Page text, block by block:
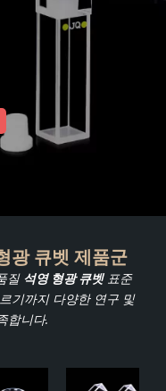
광 큐벳 제품군
질 석영 형광 큐벳표준
기까지 다양한 연구 및
합니다.